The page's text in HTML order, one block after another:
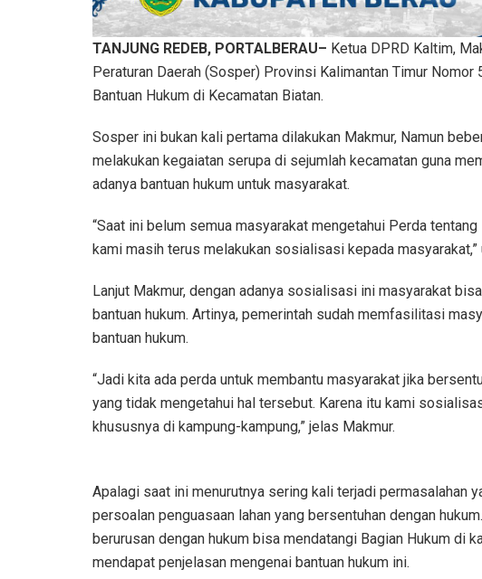
TANJUNG REDEB, PORTALBERAU– Ketua DPRD Kaltim,
Peraturan Daerah (Sosper) Provinsi Kalimantan Timur Nomor
Bantuan Hukum di Kecamatan Biatan.
Sosper ini bukan kali pertama dilakukan Makmur, Namun
melakukan kegaiatan serupa di sejumlah kecamatan guna
adanya bantuan hukum untuk masyarakat.
“Saat ini belum semua masyarakat mengetahui Perda
kami masih terus melakukan sosialisasi kepada masyarakat,”
Lanjut Makmur, dengan adanya sosialisasi ini masyarakat
bantuan hukum. Artinya, pemerintah sudah memfasilitasi
bantuan hukum.
“Jadi kita ada perda untuk membantu masyarakat jika
yang tidak mengetahui hal tersebut. Karena itu kami
khususnya di kampung-kampung,” jelas Makmur.
Apalagi saat ini menurutnya sering kali terjadi permasalahan
persoalan penguasaan lahan yang bersentuhan dengan
berurusan dengan hukum bisa mendatangi Bagian Hukum di
mendapat penjelasan mengenai bantuan hukum ini.